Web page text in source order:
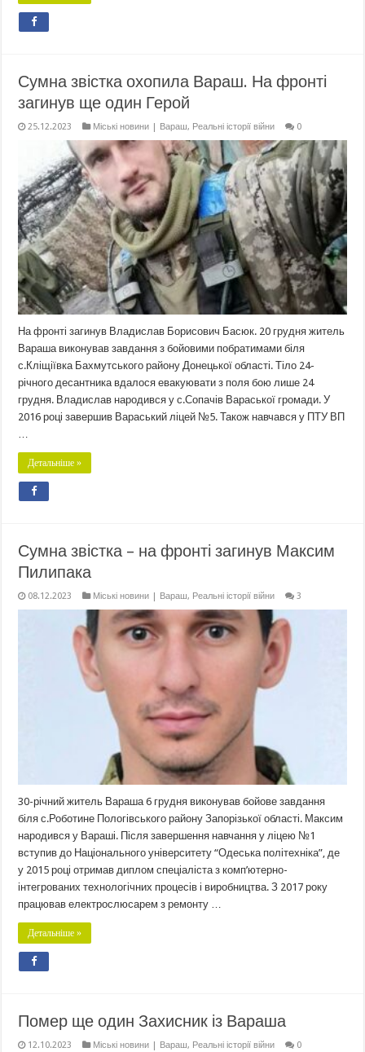
Сумна звістка охопила Вараш. На фронті
загинув ще один Герой
25.12.2023 Міські новини | Вараш, Реальні історії війни 0
На фронті загинув Владислав Борисович Басюк. 20 грудня житель
Вараша виконував завдання з бойовими побратимами біля
с.Кліщіївка Бахмутського району Донецької області. Тіло 24-
річного десантника вдалося евакуювати з поля бою лише 24
грудня. Владислав народився у с.Сопачів Вараської громади. У
2016 році завершив Вараський ліцей №5. Також навчався у ПТУ ВП
…
Детальніше »
Сумна звістка – на фронті загинув Максим
Пилипака
08.12.2023 Міські новини | Вараш, Реальні історії війни 3
30-річний житель Вараша 6 грудня виконував бойове завдання
біля с.Роботине Пологівського району Запорізької області. Максим
народився у Вараші. Після завершення навчання у ліцею №1
вступив до Національного університету “Одеська політехніка”, де
у 2015 році отримав диплом спеціаліста з комп’ютерно-
інтегрованих технологічних процесів і виробництва. З 2017 року
працював електрослюсарем з ремонту …
Детальніше »
Помер ще один Захисник із Вараша
12.10.2023 Міські новини | Вараш, Реальні історії війни 0